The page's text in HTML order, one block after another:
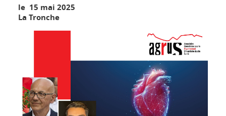
le 15 mai 2025
La Tronche